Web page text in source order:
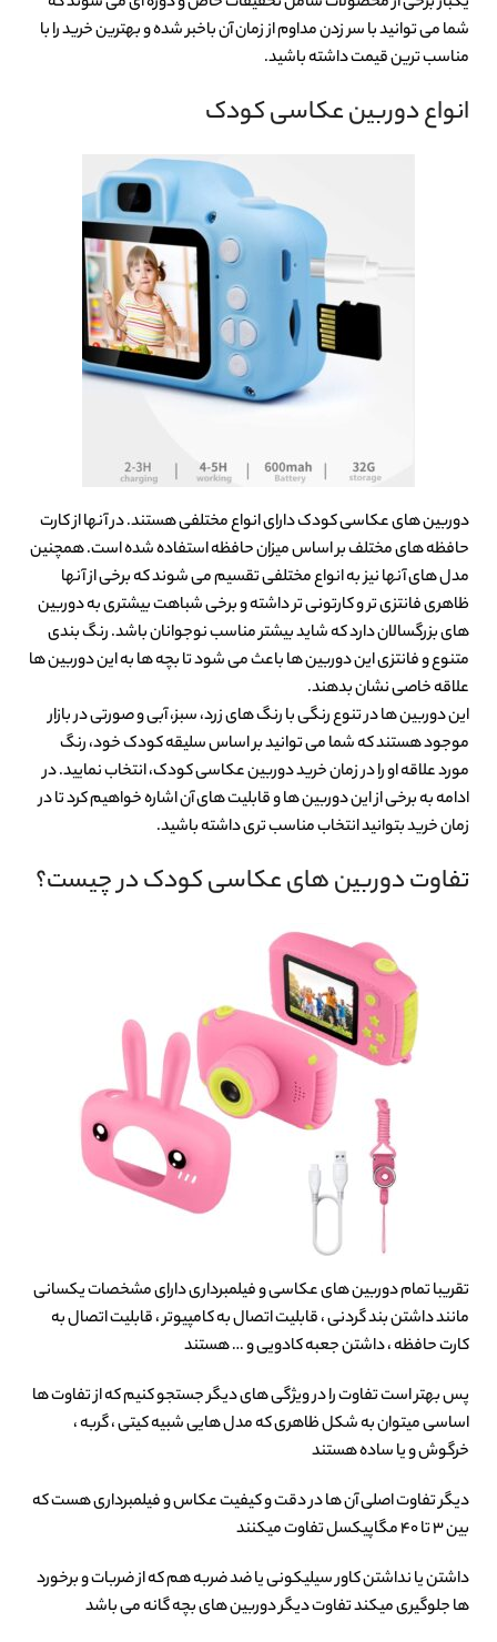
شما می توانید با سر زدن مداوم از زمان آن باخبر شده و بهترین خرید را با
مناسب ترین قیمت داشته باشید.
انواع دوربین عکاسی کودک
دوربین های عکاسی کودک دارای انواع مختلفی هستند. در آنها از کارت
حافظه های مختلف بر اساس میزان حافظه استفاده شده است. همچنین
مدل های آنها نیز به انواع مختلفی تقسیم می شوند که برخی از آنها
ظاهری فانتزی تر و کارتونی تر داشته و برخی شباهت بیشتری به دوربین
های بزرگسالان دارد که شاید بیشتر مناسب نوجوانان باشد. رنگ بندی
متنوع و فانتزی این دوربین ها باعث می شود تا بچه ها به این دوربین ها
علاقه خاصی نشان بدهند.
این دوربین ها در تنوع رنگی با رنگ های زرد، سبز، آبی و صورتی در بازار
موجود هستند که شما می توانید بر اساس سلیقه کودک خود، رنگ
مورد علاقه او را در زمان خرید دوربین عکاسی کودک، انتخاب نمایید. در
ادامه به برخی از این دوربین ها و قابلیت های آن اشاره خواهیم کرد تا در
زمان خرید بتوانید انتخاب مناسب تری داشته باشید.
تفاوت دوربین های عکاسی کودک در چیست؟
تقریبا تمام دوربین های عکاسی و فیلمبرداری دارای مشخصات یکسانی
مانند داشتن بند گردنی ، قابلیت اتصال به کامپیوتر ، قابلیت اتصال به
کارت حافظه ، داشتن جعبه کادویی و … هستند
پس بهتر است تفاوت را در ویژگی های دیگر جستجو کنیم که از تفاوت ها
اساسی میتوان به شکل ظاهری که مدل هایی شبیه کیتی ، گربه ،
خرگوش و یا ساده هستند
دیگر تفاوت اصلی آن ها در دقت و کیفیت عکاس و فیلمبرداری هست که
بین ۳ تا ۴۰ مگاپیکسل تفاوت میکنند
داشتن یا نداشتن کاور سیلیکونی یا ضد ضربه هم که از ضربات و برخورد
ها جلوگیری میکند تفاوت دیگر دوربین های بچه گانه می باشد